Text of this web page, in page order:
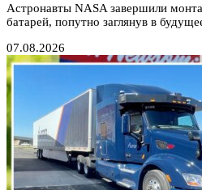
Астронавты NASA завершили
батарей, попутно заглянув в
07.08.2026